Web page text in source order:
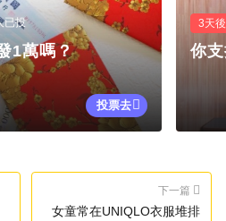
已投
1萬嗎？
投票去
3天
你
下一篇
女童常在UNIQLO衣服堆排